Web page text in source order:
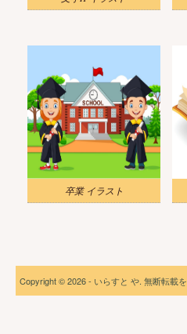
卒業 イラスト
Copyright © 2026 - いらすと や. 無断転載を